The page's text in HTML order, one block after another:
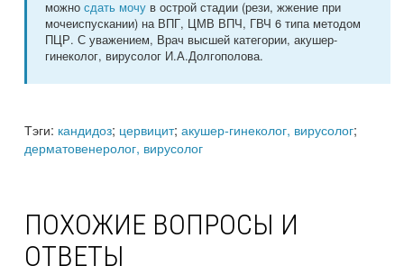
можно сдать мочу в острой стадии (рези, жжение при
мочеиспускании) на ВПГ, ЦМВ ВПЧ, ГВЧ 6 типа методом
ПЦР. С уважением, Врач высшей категории, акушер-
гинеколог, вирусолог И.А.Долгополова.
Тэги: кандидоз; цервицит; акушер-гинеколог, вирусолог;
дерматовенеролог, вирусолог
ПОХОЖИЕ ВОПРОСЫ И
ОТВЕТЫ